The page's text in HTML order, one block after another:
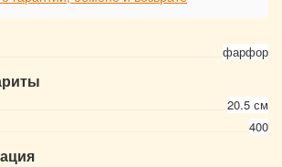
фарфор
20.5 см
400